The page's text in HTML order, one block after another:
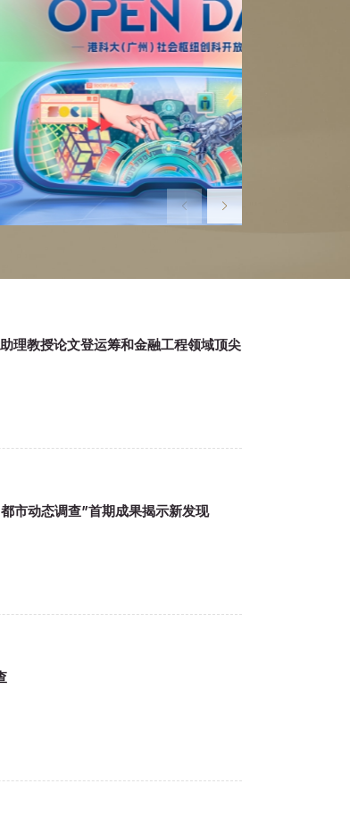
理教授论文登运筹和金融工程领域顶尖
市动态调查”首期成果揭示新发现